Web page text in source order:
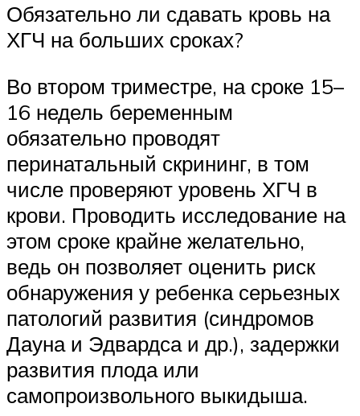
Обязательно ли сдавать кровь на
ХГЧ на больших сроках?
Во втором триместре, на сроке 15–
16 недель беременным
обязательно проводят
перинатальный скрининг, в том
числе проверяют уровень ХГЧ в
крови. Проводить исследование на
этом сроке крайне желательно,
ведь он позволяет оценить риск
обнаружения у ребенка серьезных
патологий развития (синдромов
Дауна и Эдвардса и др.), задержки
развития плода или
самопроизвольного выкидыша.